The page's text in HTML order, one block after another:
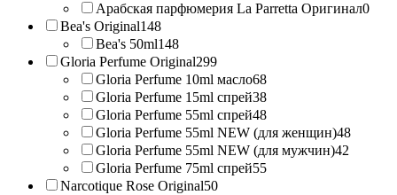
Арабская парфюмерия La Parretta Оригинал0
Bea's Original148
Bea's 50ml148
Gloria Perfume Original299
Gloria Perfume 10ml масло68
Gloria Perfume 15ml спрей38
Gloria Perfume 55ml спрей48
Gloria Perfume 55ml NEW (для женщин)48
Gloria Perfume 55ml NEW (для мужчин)42
Gloria Perfume 75ml спрей55
Narcotique Rose Original50